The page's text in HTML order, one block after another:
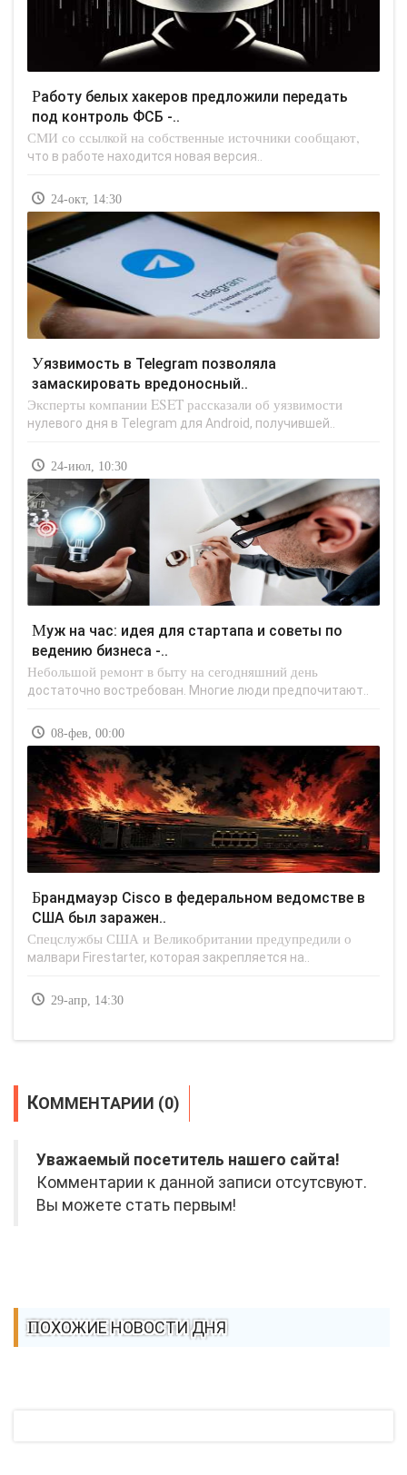
Работу белых хакеров предложили передать
под контроль ФСБ -..
СМИ со ссылкой на собственные источники сообщают,
что в работе находится новая версия..
24-окт, 14:30
Уязвимость в Telegram позволяла
замаскировать вредоносный..
Эксперты компании ESET рассказали об уязвимости
нулевого дня в Telegram для Android, получившей..
24-июл, 10:30
Муж на час: идея для стартапа и советы по
ведению бизнеса -..
Небольшой ремонт в быту на сегодняшний день
достаточно востребован. Многие люди предпочитают..
08-фев, 00:00
Брандмауэр Cisco в федеральном ведомстве в
США был заражен..
Спецслужбы США и Великобритании предупредили о
малвари Firestarter, которая закрепляется на..
29-апр, 14:30
КОММЕНТАРИИ (0)
Уважаемый посетитель нашего сайта!
Комментарии к данной записи отсутсвуют.
Вы можете стать первым!
ПОХОЖИЕ НОВОСТИ ДНЯ